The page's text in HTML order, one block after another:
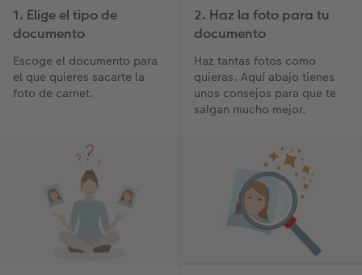
1. Elige el tipo de
documento
Escoge el documento para
el que quieres sacarte la
foto de carnet.
2. Haz la foto para tu
documento
Haz tantas fotos como
quieras. Aquí abajo tienes
unos consejos para que te
salgan mucho mejor.